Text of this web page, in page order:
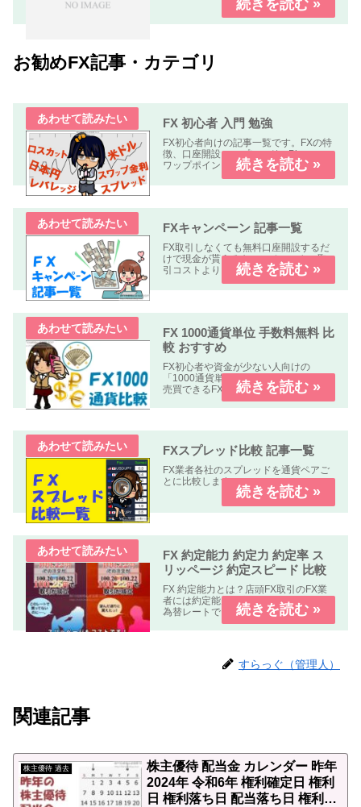
お勧めFX記事・カテゴリ
FX 初心者 入門 勉強
FX初心者向けの記事一覧です。FXの特
徴、口座開設、スプレッド、Pips、ス
ワップポイント、レバレッジ、ロン
グ、ショート、ロット、ロスカットな
どについて解説します、
FXキャンペーン 記事一覧
FX取引しなくても無料口座開設するだ
けで現金が貰えるキャンペーンや、取
引コストよりも貰える金額の方が多い
オトクなキャンペーン中心に掲載して
います。
FX 1000通貨単位 手数料無料 比
較 おすすめ
FX初心者や資金が少ない人向けの
「1000通貨単位以下、手数料無料」で
売買できるFX業者の比較記事です。
FXスプレッド比較 記事一覧
FX業者各社のスプレッドを通貨ペアご
とに比較します。
FX 約定能力 約定力 約定率 ス
リッページ 約定スピード 比較
FX 約定能力とは？店頭FX取引のFX業
者には約定能力の高いFX業者指定した
為替レートできちんと約定する。約定
能力の低いFX業者指定した為替レート
定能力 比較 まとめFX...
すらっぐ（管理人）
関連記事
株主優待 過去
株主優待 配当金 カレンダー 昨年
2024年 令和6年 権利確定日 権利
日 権利落ち日 配当落ち日 権利付